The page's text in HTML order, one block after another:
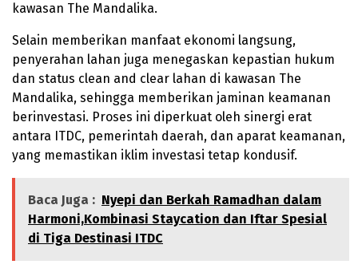
kawasan The Mandalika.
Selain memberikan manfaat ekonomi langsung,
penyerahan lahan juga menegaskan kepastian hukum
dan status clean and clear lahan di kawasan The
Mandalika, sehingga memberikan jaminan keamanan
berinvestasi. Proses ini diperkuat oleh sinergi erat
antara ITDC, pemerintah daerah, dan aparat keamanan,
yang memastikan iklim investasi tetap kondusif.
Baca Juga : Nyepi dan Berkah Ramadhan dalam
Harmoni,Kombinasi Staycation dan Iftar Spesial
di Tiga Destinasi ITDC